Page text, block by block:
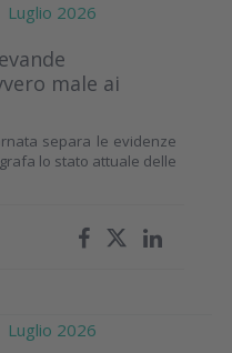
2026
male ai
separa le evidenze
lo stato attuale delle
2026